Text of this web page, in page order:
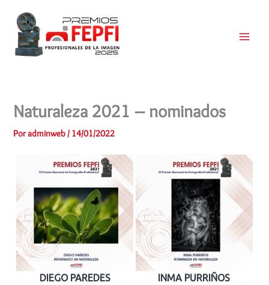
contenido
Naturaleza 2021 – nominados
Poradminweb / 14/01/2022
DIEGO PAREDES INMA PURRIÑOS